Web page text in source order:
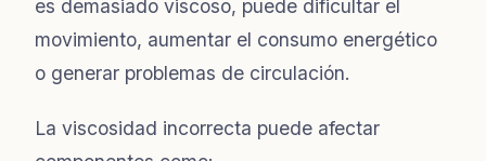
es demasiado viscoso, puede dificultar el
movimiento, aumentar el consumo energético
o generar problemas de circulación.
La viscosidad incorrecta puede afectar